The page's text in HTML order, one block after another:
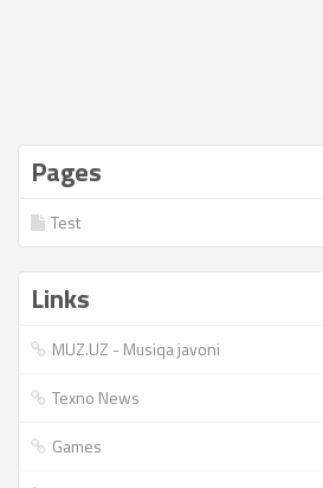
Pages
Test
Links
MUZ.UZ - Musiqa javoni
Texno News
Games